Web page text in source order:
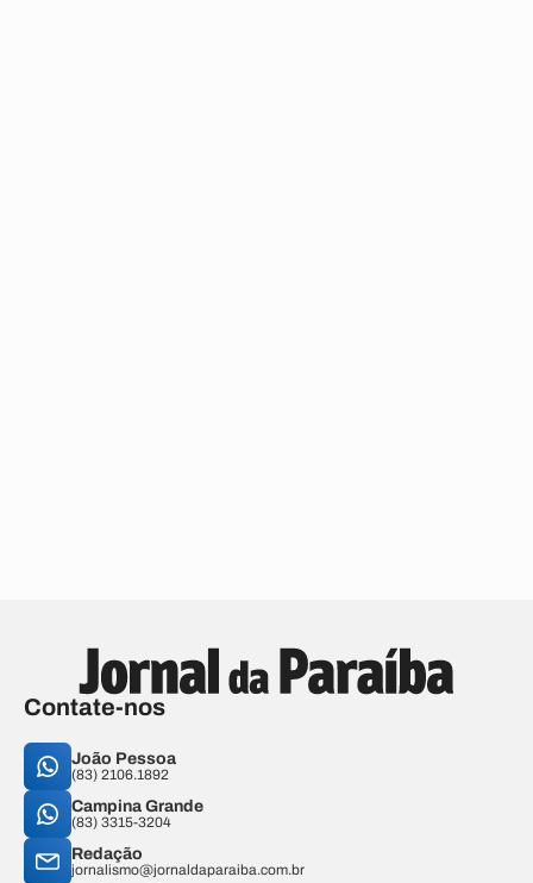
Contate-nos
João Pessoa
(83) 2106.1892
Campina Grande
(83) 3315-3204
Redação
jornalismo@jornaldaparaiba.com.br